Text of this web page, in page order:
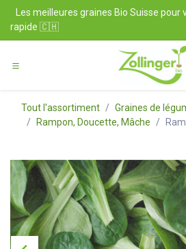
Se rendre au contenu
Les meilleures graines Bio Suisse pour
rapide 🇨🇭
Tout l'assortiment
Graines de
Rampon, Doucette, Mâche